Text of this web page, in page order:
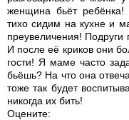
женщина бьёт
тихо сидим на кухне и
преувеличения! Подруги
И после её криков они
гости! Я маме часто
бьёшь? На что она
тоже так будет
никогда их бить!
Оцените: